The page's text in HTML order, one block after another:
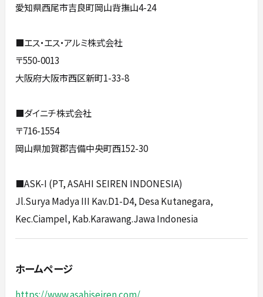
愛知県西尾市吉良町岡山背撫山4-24
■エス・エス・アルミ株式会社
〒550-0013
大阪府大阪市西区新町1-33-8
■ダイニチ株式会社
〒716-1554
岡山県加賀郡吉備中央町西152-30
■ASK-I (PT, ASAHI SEIREN INDONESIA)
Jl.Surya Madya III Kav.D1-D4, Desa Kutanegara,
Kec.Ciampel, Kab.Karawang.Jawa Indonesia
ホームページ
https://www.asahiseiren.com/